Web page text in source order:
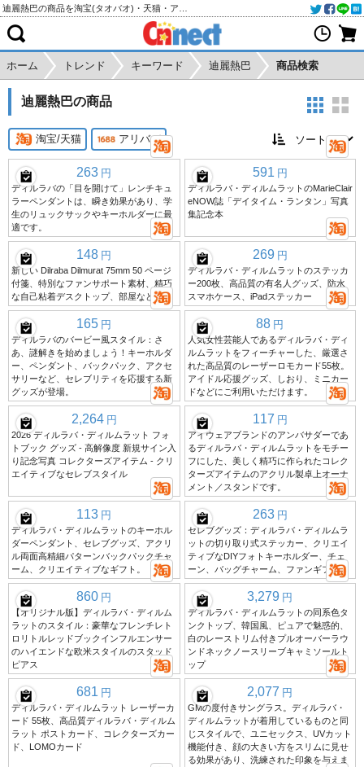
ホーム トレンド キーワード 迪麗熱巴 商品検索
迪麗熱巴の商品
淘宝/天猫 アリババ
263 円
ディルラバの「目を開けて」レンチキュ
ラーペンダントは、瞬き効果があり、学
生のリュックサックやキーホルダーに最
適です。
591 円
ディルラバ・ディルムラットのMarieClair
eNOW誌「デイタイム・ランタン」写真
集記念本
148 円
新しい Dilraba Dilmurat 75mm 50 ページ
付箋、特別なファンサポート素材、精巧
な自己粘着デスクトップ、部屋など。
269 円
ディルラバ・ディルムラットのステッカ
ー200枚、高品質の有名人グッズ、防水
スマホケース、iPadステッカー
165 円
ディルラバのバービー風スタイル：さ
あ、謎解きを始めましょう！キーホルダ
ー、ペンダント、バックパック、アクセ
サリーなど、セレブリティを応援する新
グッズが登場。
88 円
人気女性芸能人であるディルラバ・ディ
ルムラットをフィーチャーした、厳選さ
れた高品質のレーザーロモカード55枚。
アイドル応援グッズ、しおり、ミニカー
ドなどにご利用いただけます。
2,264 円
2026 ディルラバ・ディルムラット フォ
トブック グッズ - 高解像度 新規サイン入
り記念写真 コレクターズアイテム - クリ
エイティブなセレブスタイル
117 円
アイウェアブランドのアンバサダーであ
るディルラバ・ディルムラットをモチー
フにした、美しく精巧に作られたコレク
ターズアイテムのアクリル製卓上オーナ
メント／スタンドです。
113 円
ディルラバ・ディルムラットのキーホル
ダーペンダント、セレブグッズ、アクリ
ル両面高精細パターンバックパックチャ
ーム、クリエイティブなギフト。
263 円
セレブグッズ：ディルラバ・ディルムラ
ットの切り取り式ステッカー、クリエイ
ティブなDIYフォトキーホルダー、チェ
ーン、バッグチャーム、ファンギフト。
860 円
【オリジナル版】ディルラバ・ディルム
ラットのスタイル：豪華なフレンチレト
ロリトルレッドブックインフルエンサー
のハイエンドな欧米スタイルのスタッド
ピアス
3,279 円
ディルラバ・ディルムラットの同系色タ
ンクトップ、韓国風、ピュアで魅惑的、
白のレーストリム付きプルオーバーラウ
ンドネックノースリーブキャミソールト
ップ
681 円
ディルラバ・ディルムラット レーザーカ
ード 55枚、高品質ディルラバ・ディルム
ラット ポストカード、コレクターズカー
ド、LOMOカード
2,077 円
GMの度付きサングラス。ディルラバ・
ディルムラットが着用しているものと同
じスタイルで、ユニセックス、UVカット
機能付き、顔の大きい方をスリムに見せ
る効果があり、洗練された印象を与えま